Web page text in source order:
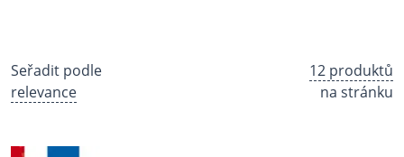
Seřadit podle
relevance
12 produktů
na stránku